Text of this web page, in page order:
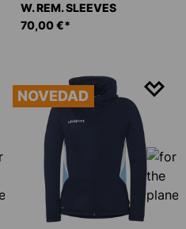
W. REM. SLEEVES
70,00 €*
NOVEDAD